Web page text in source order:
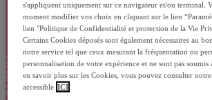
s'appliquent uniquement sur ce navigateur et/ou terminal.
moment modifier vos choix en cliquant sur le lien
lien "Politique de Confidentialité et protection de la Vie
Certains Cookies déposés sont également nécessaires au
notre service tel que ceux mesurant la fréquentation ou
personnalisation de votre expérience et ne sont pas soumis
en savoir plus sur les Cookies, vous pouvez consulter
accessible ICI